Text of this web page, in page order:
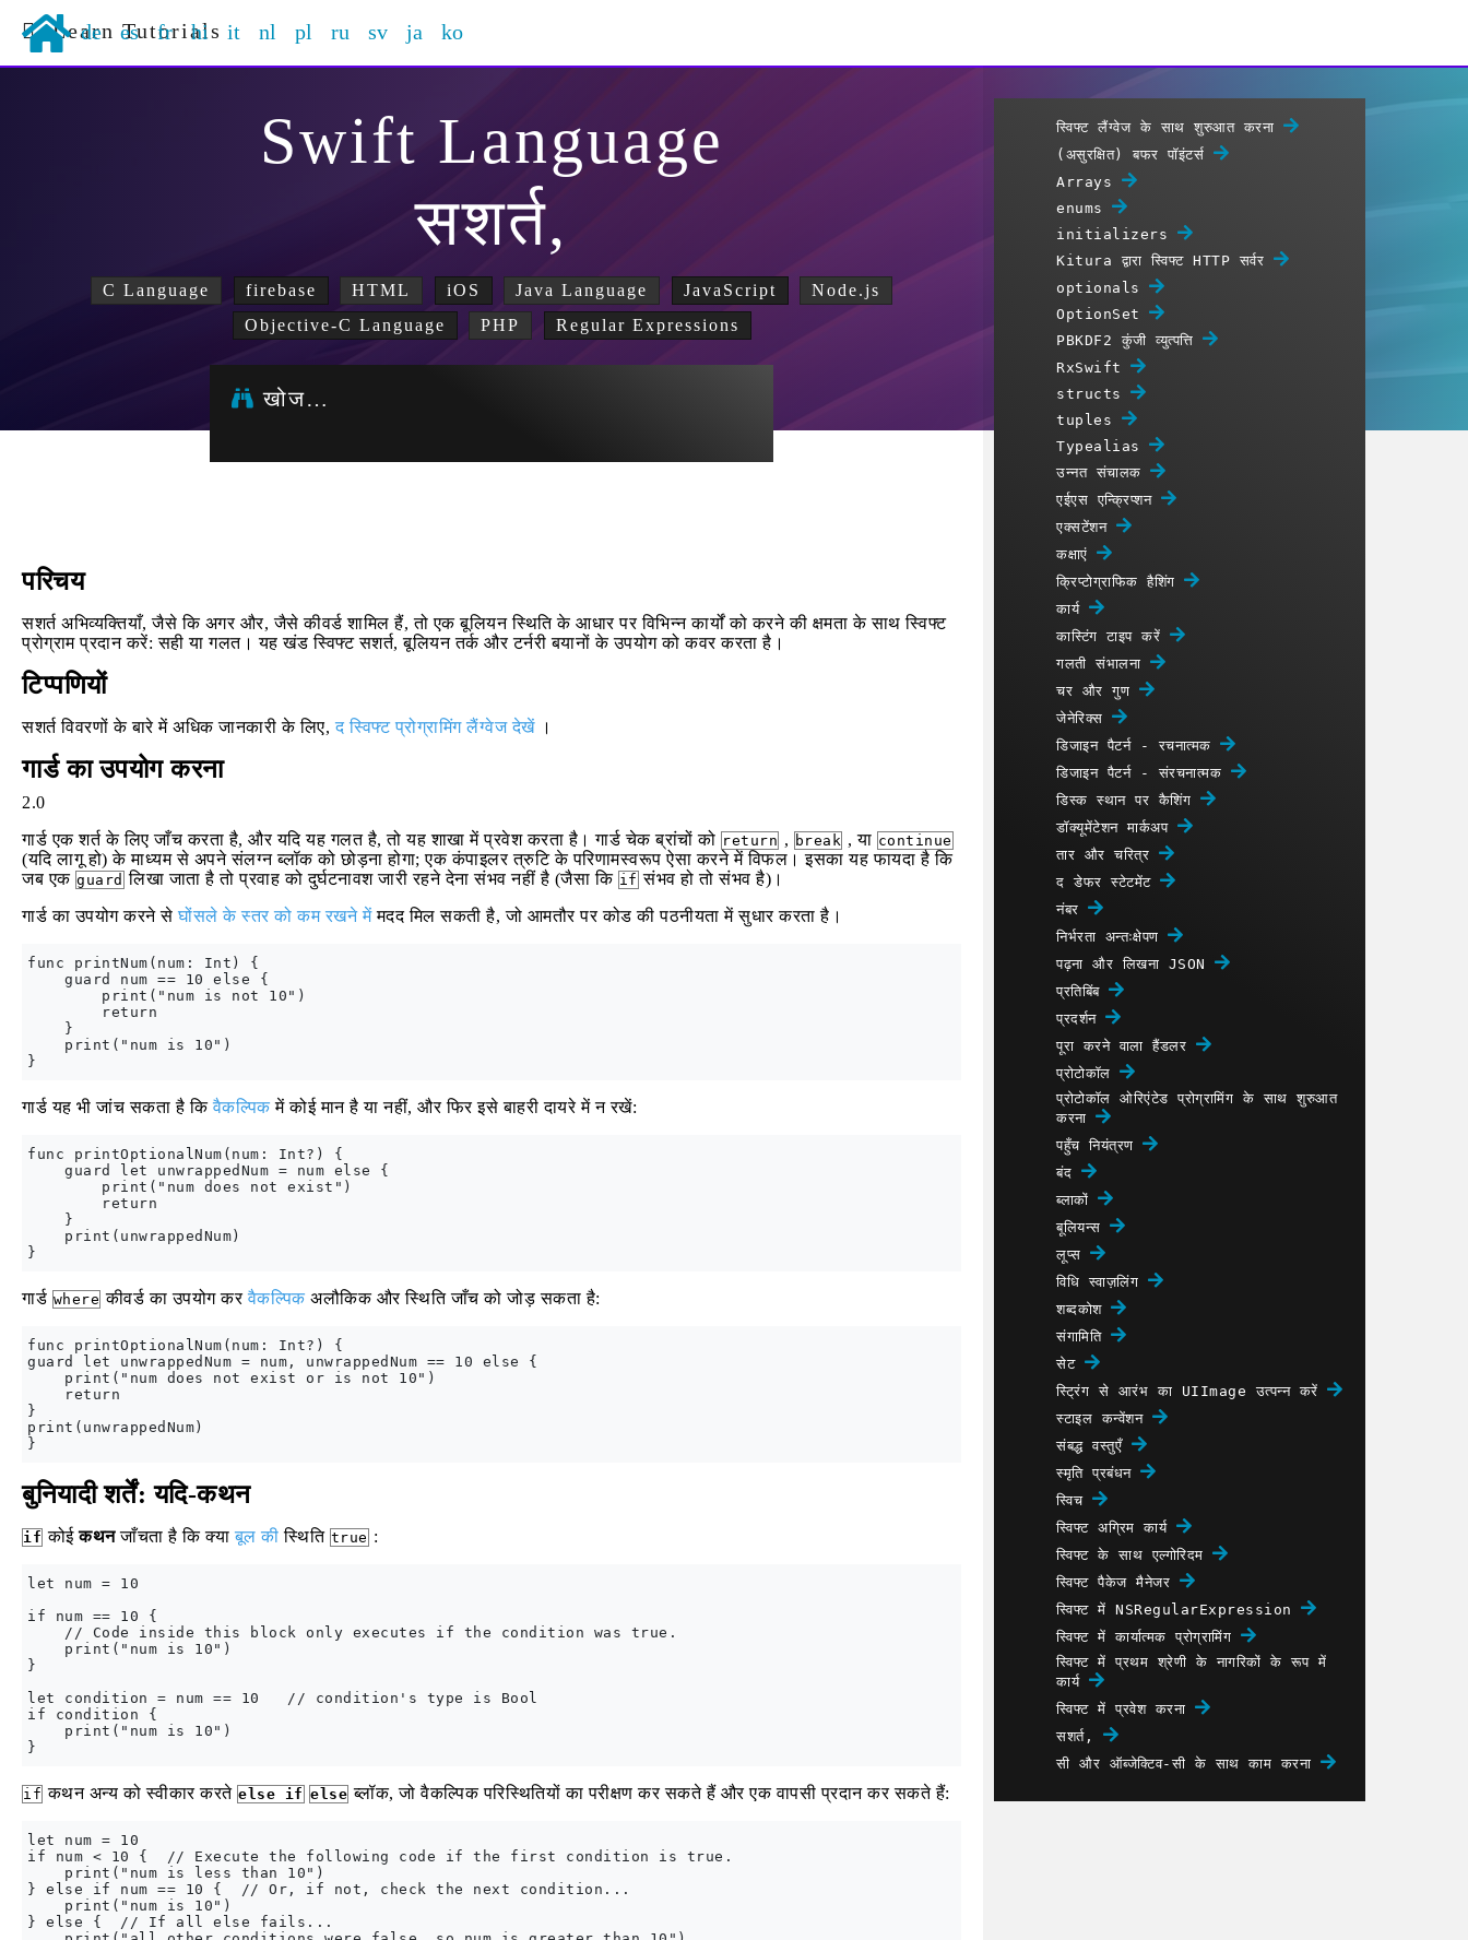
Learn Tutorials
de es fr hi it nl pl ru sv ja ko
Swift Language
सशर्त,
C Language firebase HTML iOS Java Language JavaScript
Node.js
Objective-C Language
PHP Regular Expressions
खोज…
परिचय
सशर्त अभिव्यक्तियाँ, जैसे कि अगर और, जैसे कीवर्ड शामिल हैं, तो एक बूलियन स्थिति के आधार पर विभिन्न कार्यों को करने की क्षमता के साथ स्विफ्ट
प्रोग्राम प्रदान करें: सही या गलत। यह खंड स्विफ्ट सशर्त, बूलियन तर्क और टर्नरी बयानों के उपयोग को कवर करता है।
टिप्पणियों
सशर्त विवरणों के बारे में अधिक जानकारी के लिए,द स्विफ्ट प्रोग्रामिंग लैंग्वेज देखें।
गार्ड का उपयोग करना
2.0
गार्ड एक शर्त के लिए जाँच करता है, और यदि यह गलत है, तो यह शाखा में प्रवेश करता है। गार्ड चेक ब्रांचों को return , break , या continue
(यदि लागू हो) के माध्यम से अपने संलग्न ब्लॉक को छोड़ना होगा; एक कंपाइलर त्रुटि के परिणामस्वरूप ऐसा करने में विफल। इसका यह फायदा है कि
जब एक guard लिखा जाता है तो प्रवाह को दुर्घटनावश जारी रहने देना संभव नहीं है (जैसा कि if संभव हो तो संभव है)।
गार्ड का उपयोग करने सेघोंसले के स्तर को कम रखने मेंमदद मिल सकती है, जो आमतौर पर कोड की पठनीयता में सुधार करता है।
func printNum(num: Int) {
    guard num == 10 else {
        print("num is not 10")
        return
    }
    print("num is 10")
गार्ड यह भी जांच सकता है किवैकल्पिक में कोई मान है या नहीं, और फिर इसे बाहरी दायरे में न रखें:
func printOptionalNum(num: Int?) {
    guard let unwrappedNum = num else {
        print("num does not exist")
        return
    }
    print(unwrappedNum)
गार्ड where कीवर्ड का उपयोग करवैकल्पिक अलौकिक और स्थिति जाँच को जोड़ सकता है:
func printOptionalNum(num: Int?) {
guard let unwrappedNum = num, unwrappedNum == 10 else {
    print("num does not exist or is not 10")
    return
}
print(unwrappedNum)
बुनियादी शर्तें: यदि-कथन
if कोईकथनजाँचता है कि क्याबूल की स्थिति true :
let num = 10
if num == 10 {
    // Code inside this block only executes if the condition was true.
    print("num is 10")
}
let condition = num == 10   // condition's type is Bool
if condition {
    print("num is 10")
if कथन अन्य को स्वीकार करते else if else ब्लॉक, जो वैकल्पिक परिस्थितियों का परीक्षण कर सकते हैं और एक वापसी प्रदान कर सकते हैं:
let num = 10
if num < 10 {  // Execute the following code if the first condition is true.
    print("num is less than 10")
} else if num == 10 {  // Or, if not, check the next condition...
    print("num is 10")
} else {  // If all else fails...
स्विफ्ट लैंग्वेज के साथ शुरुआत करना
(असुरक्षित) बफर पॉइंटर्स
Arrays
enums
initializers
Kitura द्वारा स्विफ्ट HTTP सर्वर
optionals
OptionSet
PBKDF2 कुंजी व्युत्पत्ति
RxSwift
structs
tuples
Typealias
उन्नत संचालक
एईएस एन्क्रिप्शन
एक्सटेंशन
कक्षाएं
क्रिप्टोग्राफिक हैशिंग
कार्य
कास्टिंग टाइप करें
गलती संभालना
चर और गुण
जेनेरिक्स
डिजाइन पैटर्न - रचनात्मक
डिजाइन पैटर्न - संरचनात्मक
डिस्क स्थान पर कैशिंग
डॉक्यूमेंटेशन मार्कअप
तार और चरित्र
द डेफर स्टेटमेंट
नंबर
निर्भरता अन्तःक्षेपण
पढ़ना और लिखना JSON
प्रतिबिंब
प्रदर्शन
पूरा करने वाला हैंडलर
प्रोटोकॉल
प्रोटोकॉल ओरिएंटेड प्रोग्रामिंग के साथ शुरुआत
करना
पहुँच नियंत्रण
बंद
ब्लाकों
बूलियन्स
लूप्स
विधि स्वाज़लिंग
शब्दकोश
संगामिति
सेट
स्ट्रिंग से आरंभ का UIImage उत्पन्न करें
स्टाइल कन्वेंशन
संबद्ध वस्तुएँ
स्मृति प्रबंधन
स्विच
स्विफ्ट अग्रिम कार्य
स्विफ्ट के साथ एल्गोरिदम
स्विफ्ट पैकेज मैनेजर
स्विफ्ट में NSRegularExpression
स्विफ्ट में कार्यात्मक प्रोग्रामिंग
स्विफ्ट में प्रथम श्रेणी के नागरिकों के रूप में
कार्य
स्विफ्ट में प्रवेश करना
सशर्त,
सी और ऑब्जेक्टिव-सी के साथ काम करना